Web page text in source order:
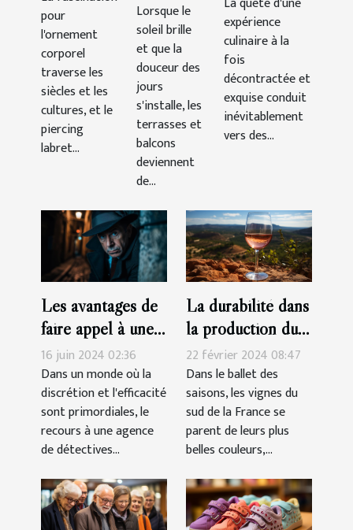
labret
supérieurs
et
inférieurs
pour
l'ornement
corporel
traverse les
siècles et les
cultures, et le
piercing
labret...
parfait
pour
terrasses
et
balcons
Lorsque le
soleil brille
et que la
douceur des
jours
s'installe, les
terrasses et
balcons
deviennent
de...
décontractée
et
savoureuse
expérience
culinaire à la
fois
décontractée et
exquise conduit
inévitablement
vers des...
Les avantages de
faire appel à une
agence de
détectives privés
agréée pour des
enquêtes discrètes
et efficaces
16 juin 2024 02:36
Dans un monde où la
discrétion et l'efficacité
sont primordiales, le
recours à une agence
de détectives...
La durabilité dans
la production du
vin rosé Côtes-
de-Provence
22 février 2024 08:47
Dans le ballet des
saisons, les vignes du
sud de la France se
parent de leurs plus
belles couleurs,...